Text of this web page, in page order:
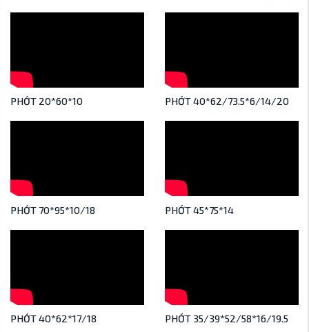
PHỚT 20*60*10 PHỚT 40*62/73.5*6/14/20
PHỚT 70*95*10/18 PHỚT 45*75*14
PHỚT 40*62*17/18 PHỚT 35/39*52/58*16/19.5